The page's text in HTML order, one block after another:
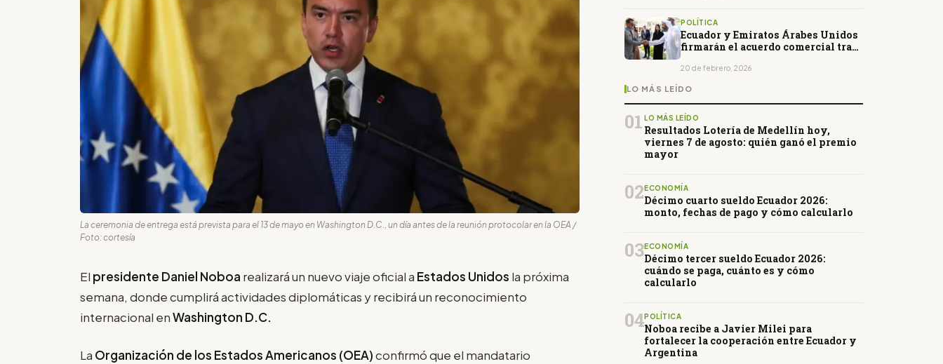
La ceremonia de entrega está prevista para el 13 de mayo en Washington D.C., un día antes de la reunión protocolar en la OEA /
Foto: cortesía
El presidente Daniel Noboa realizará un nuevo viaje oficial a Estados Unidos la próxima
semana, donde cumplirá actividades diplomáticas y recibirá un reconocimiento
internacional enWashington D.C.
La Organización de los Estados Americanos (OEA)confirmó que el mandatario
POLÍTICA
Ecuador y Emiratos Árabes Unidos
firmarán el acuerdo comercial tras
Dabi
20 de febrero, 2026
LO MÁS LEÍDO
01 LO MÁS LEÍDO
Resultados Lotería de Medellín hoy,
viernes 7 de agosto: quién ganó el premio
mayor
02 ECONOMÍA
Décimo cuarto sueldo Ecuador 2026:
monto, fechas de pago y cómo calcularlo
03ECONOMÍA
Décimo tercer sueldo Ecuador 2026:
cuándo se paga, cuánto es y cómo
calcularlo
04POLÍTICA
Noboa recibe a Javier Milei para
fortalecer la cooperación entre Ecuador y
Argentina